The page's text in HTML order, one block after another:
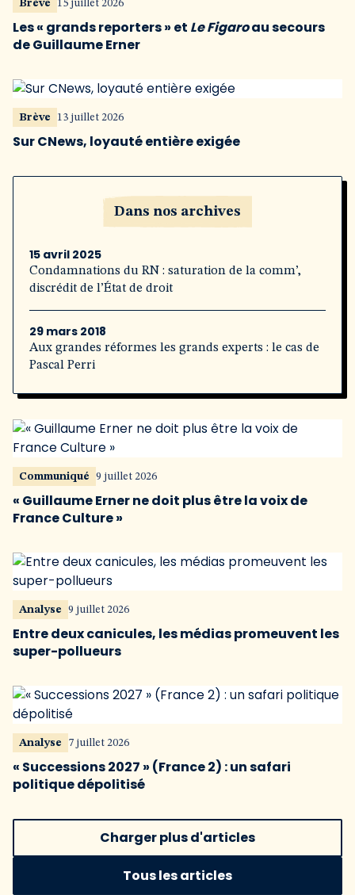
Brève 15 juillet 2026
Les « grands reporters » et Le Figaroau secours
de Guillaume Erner
Brève 13 juillet 2026
Sur CNews, loyauté entière exigée
Dans nos archives
15 avril 2025
Condamnations du RN : saturation de la comm’,
discrédit de l’État de droit
29 mars 2018
Aux grandes réformes les grands experts : le cas de
Pascal Perri
Communiqué 9 juillet 2026
« Guillaume Erner ne doit plus être la voix de
France Culture »
Analyse 9 juillet 2026
Entre deux canicules, les médias promeuvent les
super-pollueurs
Analyse 7 juillet 2026
« Successions 2027 » (France 2) : un safari
politique dépolitisé
Charger plus d'articles
Tous les articles